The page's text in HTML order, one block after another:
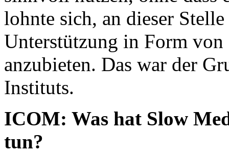
lohnte sich, an dieser
Unterstützung in Form von
anzubieten. Das war der
Instituts.
ICOM: Was hat Slow
tun?